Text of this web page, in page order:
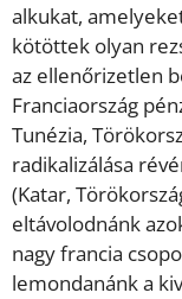
alkukat,
kötöttek olyan
az ellenőrizetlen
Franciaország
Tunézia,
radikalizálása
(Katar,
eltávolodnánk
nagy francia
lemondanánk a